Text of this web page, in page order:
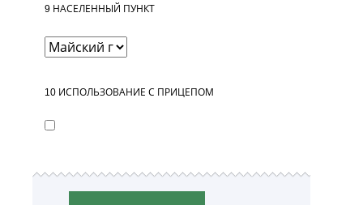
9 НАСЕЛЕННЫЙ ПУНКТ
10 ИСПОЛЬЗОВАНИЕ С ПРИЦЕПОМ